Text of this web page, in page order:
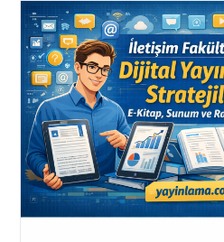
Teknik
Yayınlama:
White
Paper,
Proje
Ve
Veri
Analizi